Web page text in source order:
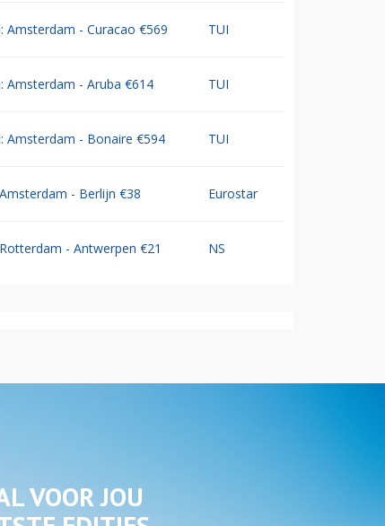
Amsterdam - Curacao €569 TUI
Amsterdam - Aruba €614 TUI
Amsterdam - Bonaire €594 TUI
Amsterdam - Berlijn €38 Eurostar
Rotterdam - Antwerpen €21 NS
VOOR JOU